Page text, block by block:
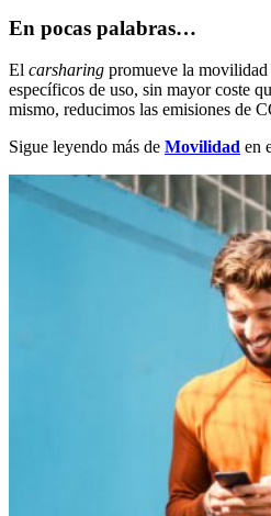
En pocas palabras…
El carsharing promueve la movilidad
específicos de uso, sin mayor coste
mismo, reducimos las emisiones de
Sigue leyendo más de Movilidad en